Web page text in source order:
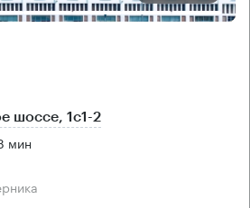
шоссе, 1с1-2
мин